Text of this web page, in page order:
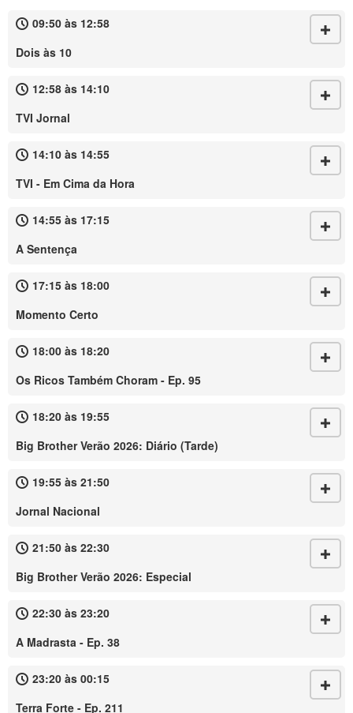
09:50 às 12:58
Dois às 10
12:58 às 14:10
TVI Jornal
14:10 às 14:55
TVI - Em Cima da Hora
14:55 às 17:15
A Sentença
17:15 às 18:00
Momento Certo
18:00 às 18:20
Os Ricos Também Choram - Ep. 95
18:20 às 19:55
Big Brother Verão 2026: Diário (Tarde)
19:55 às 21:50
Jornal Nacional
21:50 às 22:30
Big Brother Verão 2026: Especial
22:30 às 23:20
A Madrasta - Ep. 38
23:20 às 00:15
Terra Forte - Ep. 211